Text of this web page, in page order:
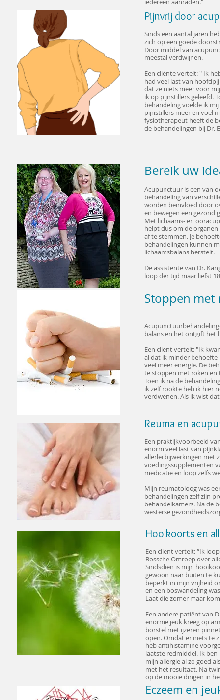
iedereen aanraden."
Pijnvrij door
Sinds een aantal jaren
zich op een goede
Door middel van
meestal verdwijnen.
Een cliënte vertelt: " Ik
had veel last van
dat ze niets meer voor
ik op pijnstillers geleefd.
behandeling voelde ik
pijnstillers meer en voel
fysiotherapeut heeft de
de behandelingen bij Dr.
Bereik uw
Acupunctuur is een van
behandeling van
worden beinvloed door
en bewegen een gezond
Met lichaams- en
helpt dus om de
af te stemmen. Je
behandelingen kunnen
lichaamsbalans herstelt.
De assistente van Dr.
loop der tijd maar liefst
Stoppen met
balans en het ontgift het
Een client vertelt: "Ik
al dat ik minder behoefte
veel meer energie. De
te stoppen met roken en
Toen ik na de
ik zelf rookte heb ik hier
verdwenen. Als ik wist
Reuma en
Een praktijkvoorbeeld
enorm veel last van
allerlei bijwerkingen met
voedingssupplementen
medicatie en loop zelfs
Mijn reumatoloog was
behandelingen zelf zijn
behandelkamers. Na de
westerse
Hooikoorts en
Een client vertelt: “Ik
Bossche Omroep over
Sindsdien is mijn
gewoon naar buiten te
beperkt in mijn vrijheid
en een boswandeling
Laat die zomer maar
Een andere patiënt van
enorme jeuk kreeg op
borstel met ijzeren
open. Omdat er niets te
heb antihistamine
laatste redmiddel. Ik ben
mijn allergie al zo goed
met het resultaat. Na
op de mooie dingen in
Eczeem en